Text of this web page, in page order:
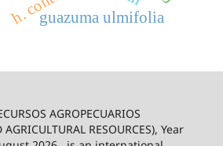
guazuma ulmifolia
AGROPECUARIOS
AGRICULTURAL RESOURCES), Year